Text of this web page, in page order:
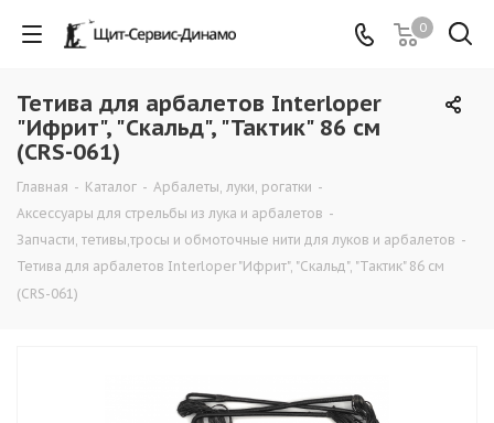
0
Тетива для арбалетов Interloper
"Ифрит", "Скальд", "Тактик" 86 см
(CRS-061)
Главная - Каталог - Арбалеты, луки, рогатки -
Аксессуары для стрельбы из лука и арбалетов -
Запчасти, тетивы,тросы и обмоточные нити для луков и арбалетов -
Тетива для арбалетов Interloper "Ифрит", "Скальд", "Тактик" 86 см
(CRS-061)